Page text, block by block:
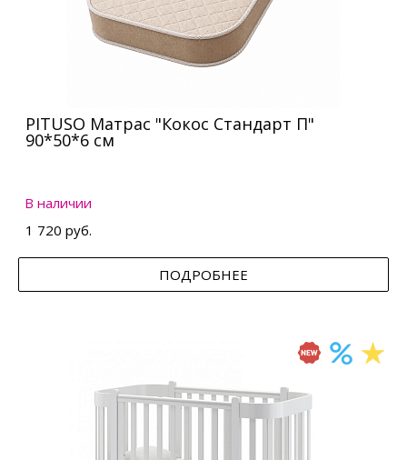
PITUSO Матрас "Кокос Стандарт П"
90*50*6 см
В наличии
1 720 руб.
ПОДРОБНЕЕ